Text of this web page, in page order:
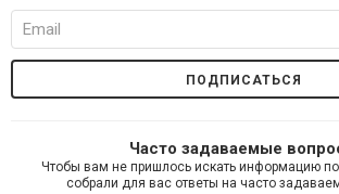
Часто задаваемые
Чтобы вам не пришлось искать информацию
собрали для вас ответы на часто